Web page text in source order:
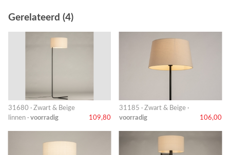
Gerelateerd (4)
31680 · Zwart & Beige
linnen · voorradig 109,80
31185 · Zwart & Beige ·
voorradig
106,00